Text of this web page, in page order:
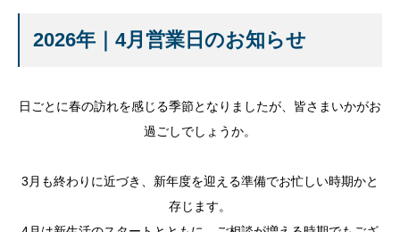
2026年｜4月営業日のお知らせ
日ごとに春の訪れを感じる季節となりましたが、皆さまいかがお
過ごしでしょうか。
3月も終わりに近づき、新年度を迎える準備でお忙しい時期かと
存じます。